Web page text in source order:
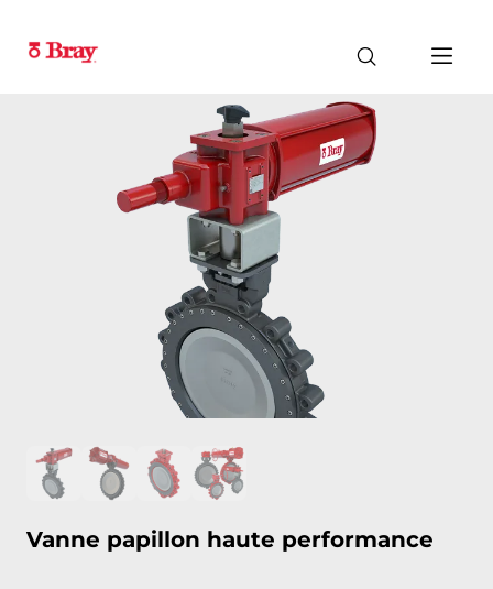
Vanne papillon haute performance